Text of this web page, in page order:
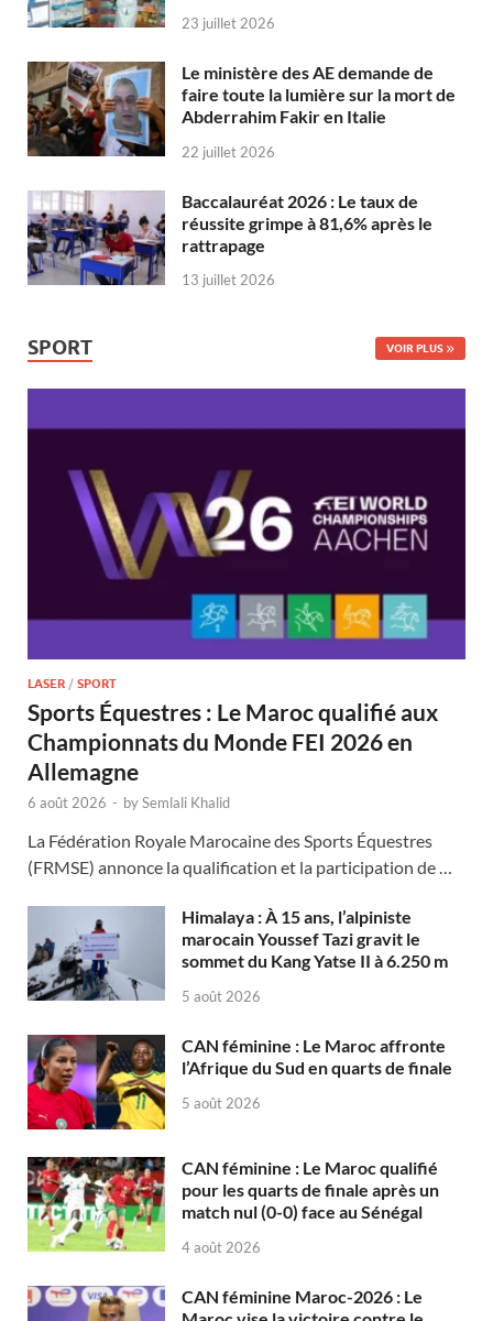
23 juillet 2026
Le ministère des AE demande de
faire toute la lumière sur la mort de
Abderrahim Fakir en Italie
22 juillet 2026
Baccalauréat 2026 : Le taux de
réussite grimpe à 81,6% après le
rattrapage
13 juillet 2026
SPORT VOIR PLUS
LASER / SPORT
Sports Équestres : Le Maroc qualifié aux
Championnats du Monde FEI 2026 en
Allemagne
6 août 2026 - bySemlali Khalid
La Fédération Royale Marocaine des Sports Équestres
(FRMSE) annonce la qualification et la participation de …
Himalaya : À 15 ans, l’alpiniste
marocain Youssef Tazi gravit le
sommet du Kang Yatse II à 6.250 m
5 août 2026
CAN féminine : Le Maroc affronte
l’Afrique du Sud en quarts de finale
5 août 2026
CAN féminine : Le Maroc qualifié
pour les quarts de finale après un
match nul (0-0) face au Sénégal
4 août 2026
CAN féminine Maroc-2026 : Le